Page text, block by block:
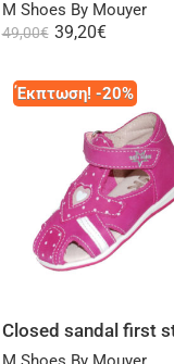
M Shoes By Mouyer
49,00€ 39,20€
Έκπτωση! -20%
Select options